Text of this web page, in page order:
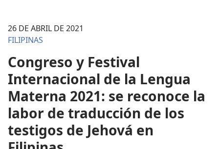
26 DE ABRIL DE 2021
FILIPINAS
Congreso y Festival
Internacional de la Lengua
Materna 2021: se reconoce la
labor de traducción de los
testigos de Jehová en